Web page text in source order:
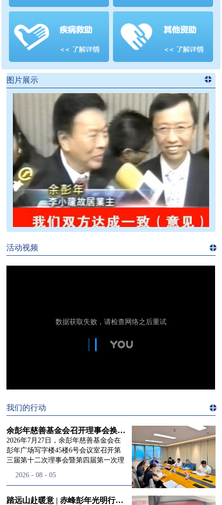
>>
图片展示
建信息
活动视频
我们的行动
余彭年慈善基金会召开理事会换届会议
2026年7月27日，余彭年慈善基金会在
彭年广场写字楼45楼6号会议室召开第
三届第十二次理事会暨第四届第一次理
徐滨先生；副理事长兼秘书长彭志兵先
生、李玲辉先生、郭启兴先生及梅鑫先
2026 - 08 - 05
踏远山赴暖意 | 赤峰彭年光明行动启程，入户回访接住乡亲眼底的光亮
们的行
动